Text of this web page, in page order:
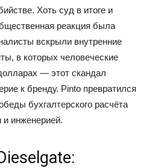
Хоть суд в итоге и
реакция была
вскрыли внутренние
в которых человеческие
— этот скандал
к бренду. Pinto превратился
бухгалтерского расчёта
инженерией.